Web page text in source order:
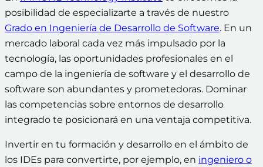
posibilidad de especializarte a través de nuestro
Grado en Ingeniería de Desarrollo de Software. En un
mercado laboral cada vez más impulsado por la
tecnología, las oportunidades profesionales en el
campo de la ingeniería de software y el desarrollo de
software son abundantes y prometedoras. Dominar
las competencias sobre entornos de desarrollo
integrado te posicionará en una ventaja competitiva.
Invertir en tu formación y desarrollo en el ámbito de
los IDEs para convertirte, por ejemplo, en ingeniero o